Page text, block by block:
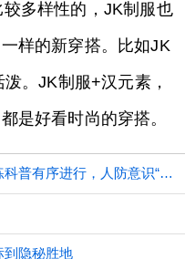
多样性的，JK制服也
样的新穿搭。比如JK
。JK制服+汉元素，
是好看时尚的穿搭。
今天，上海全市防空警报试鸣！演练科普有序进行，人防意识“声入人心”
到隐秘胜地